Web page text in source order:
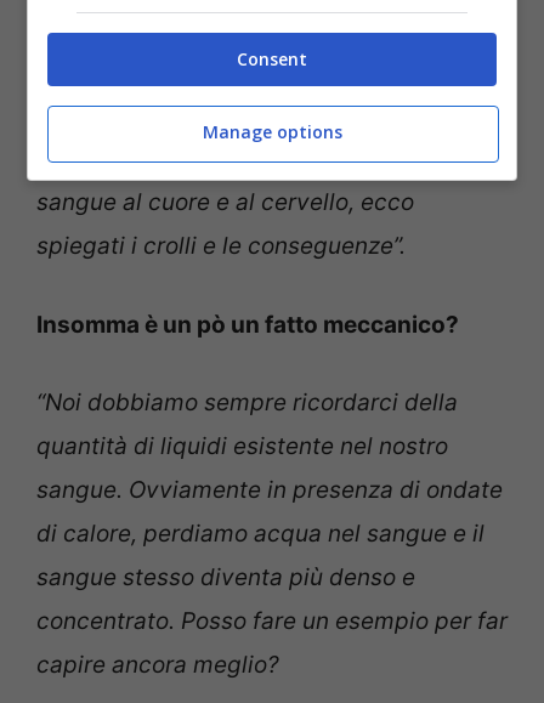
Vede, il caldo è un vaso dilatatore tra i più
potenti, e questo contribuisce al crollo
della pressione quando è eccessivo. Di
conseguenza il rischio è che arrivi poco
sangue al cuore e al cervello, ecco
spiegati i crolli e le conseguenze”.
Insomma è un pò un fatto meccanico?
“Noi dobbiamo sempre ricordarci della
quantità di liquidi esistente nel nostro
sangue. Ovviamente in presenza di ondate
di calore, perdiamo acqua nel sangue e il
sangue stesso diventa più denso e
concentrato. Posso fare un esempio per far
capire ancora meglio?
Consent
Manage options